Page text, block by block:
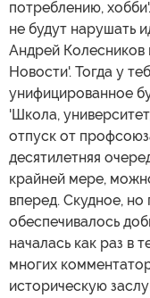
потреблению,
не будут нарушать
Андрей Колесников
Новости'. Тогда у
унифицированное
'Школа,
отпуск от
десятилетняя
крайней мере,
вперед. Скудное,
обеспечивалось
началась как раз в
многих
историческую